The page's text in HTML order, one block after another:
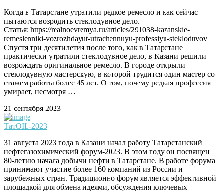
Когда в Татарстане утратили редкое ремесло и как сейчас
пытаются возродить стеклодувное дело.
Статья: https://realnoevremya.ru/articles/291038-kazanskie-
remeslenniki-vozrozhdayut-utrachennuyu-professiyu-stekloduvov
Спустя три десятилетия после того, как в Татарстане
практически утратили стеклодувное дело, в Казани решили
возрождать оригинальное ремесло. В городе открыли
стеклодувную мастерскую, в которой трудится один мастер со
стажем работы более 45 лет. О том, почему редкая профессия
умирает, несмотря …
21 сентября 2023
ТатOIL-2023
31 августа 2023 года в Казани начал работу Татарстанский
нефтегазохимический форум-2023. В этом году он посвящен
80-летию начала добычи нефти в Татарстане. В работе форума
принимают участие более 160 компаний из России и
зарубежных стран. Традиционно форум является эффективной
площадкой для обмена идеями, обсуждения ключевых